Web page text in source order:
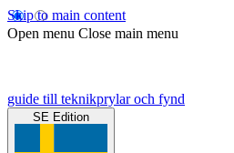
Skip to main content
Open menu Close main menu
guide till teknikprylar och fynd
SE Edition